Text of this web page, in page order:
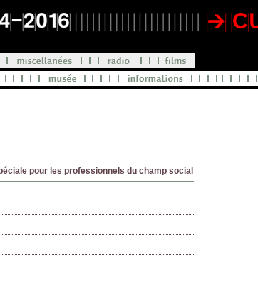
pour les professionnels du champ social